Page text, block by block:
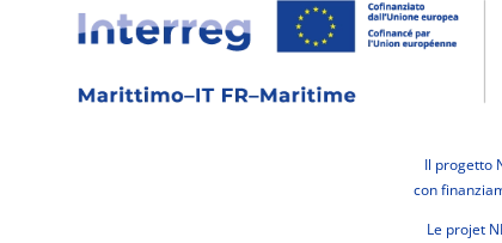
Il progetto
con
Le projet